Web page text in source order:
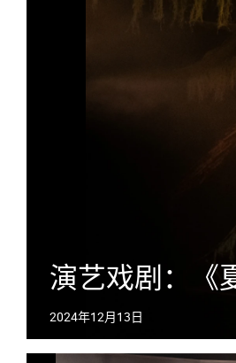
演艺戏剧：《
2024年12月13日